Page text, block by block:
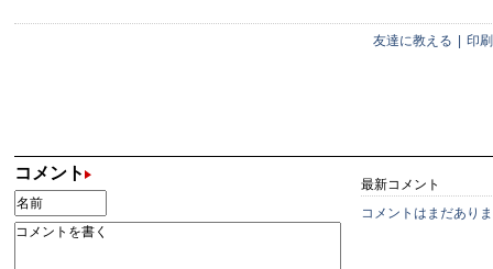
友達に教える 印刷
コメント
最新コメント
コメントはまだあり